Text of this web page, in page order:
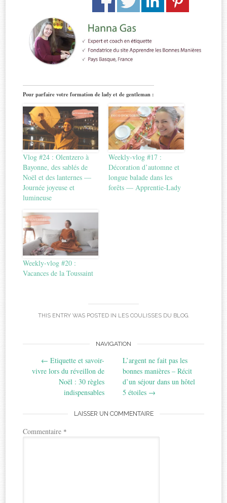
Pour parfaire votre formation de lady et de gentleman :
Vlog #24 : Olentzero à
Bayonne, des sablés de
Noël et des lanternes —
Journée joyeuse et
lumineuse
Weekly-vlog #17 :
Décoration d’automne et
longue balade dans les
forêts — Apprentie-Lady
Weekly-vlog #20 :
Vacances de la Toussaint
THIS ENTRY WAS POSTED IN LES COULISSES DU BLOG.
navigation
NAVIGATION
← Etiquette et savoir-
vivre lors du réveillon de
Noël : 30 règles
indispensables
L’argent ne fait pas les
bonnes manières – Récit
d’un séjour dans un hôtel
5 étoiles →
LAISSER UN COMMENTAIRE
Commentaire *